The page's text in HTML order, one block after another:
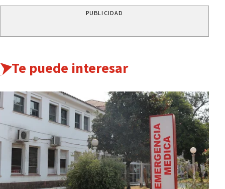
PUBLICIDAD
Te puede interesar